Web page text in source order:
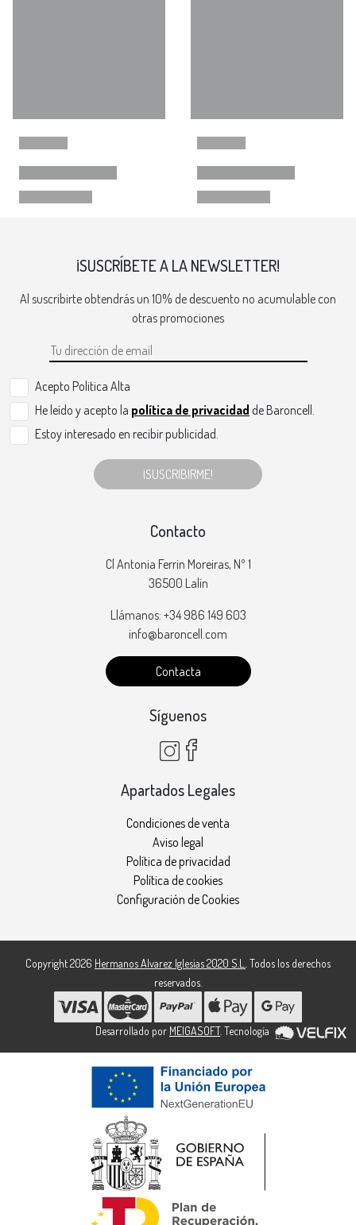
¡SUSCRÍBETE A LA NEWSLETTER!
Al suscribirte obtendrás un 10% de descuento no acumulable con
otras promociones
Acepto Politica Alta
He leído y acepto la política de privacidad de Baroncell.
Estoy interesado en recibir publicidad.
¡SUSCRIBIRME!
Contacto
Cl Antonia Ferrin Moreiras, Nº 1
36500 Lalín
Llámanos: +34 986 149 603
info@baroncell.com
Contacta
Síguenos
Apartados Legales
Condiciones de venta
Aviso legal
Política de privacidad
Política de cookies
Configuración de Cookies
Copyright 2026 Hermanos Alvarez Iglesias 2020 S.L.. Todos los derechos
reservados.
Desarrollado por MEIGASOFT. Tecnología